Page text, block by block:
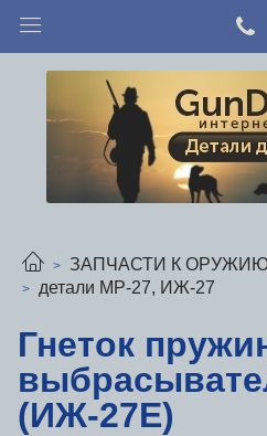
ЗАПЧАСТИ К
детали МР-27, ИЖ-27
Гнеток
(ИЖ-27Е)